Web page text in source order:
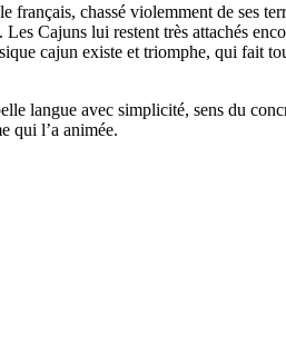
chassé violemment de ses
Cajuns lui restent très attachés
cajun existe et triomphe, qui fait
langue avec simplicité, sens du
qui l’a animée.